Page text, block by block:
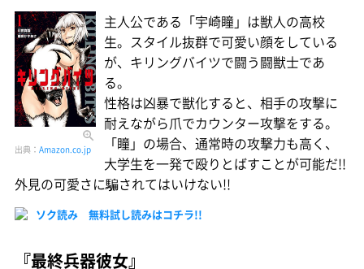
出典： Amazon.co.jp
主人公である「宇崎瞳」は獣人の高校
生。スタイル抜群で可愛い顔をしている
が、キリングバイツで闘う闘獣士であ
る。
性格は凶暴で獣化すると、相手の攻撃に
耐えながら爪でカウンター攻撃をする。
「瞳」の場合、通常時の攻撃力も高く、
大学生を一発で殴りとばすことが可能だ!!
外見の可愛さに騙されてはいけない!!
ソク読み 無料試し読みはコチラ!!
『最終兵器彼女』